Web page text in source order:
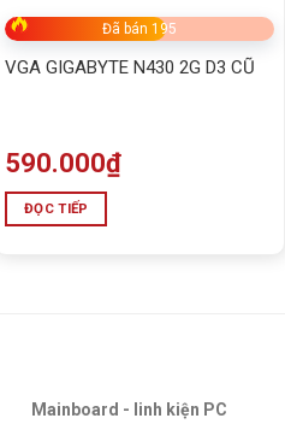
Đã bán 195
VGA GIGABYTE N430 2G D3 CŨ
590.000₫
ĐỌC TIẾP
Mainboard - linh kiện PC